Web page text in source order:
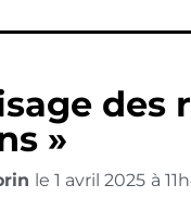
»
le 1 avril 2025 à